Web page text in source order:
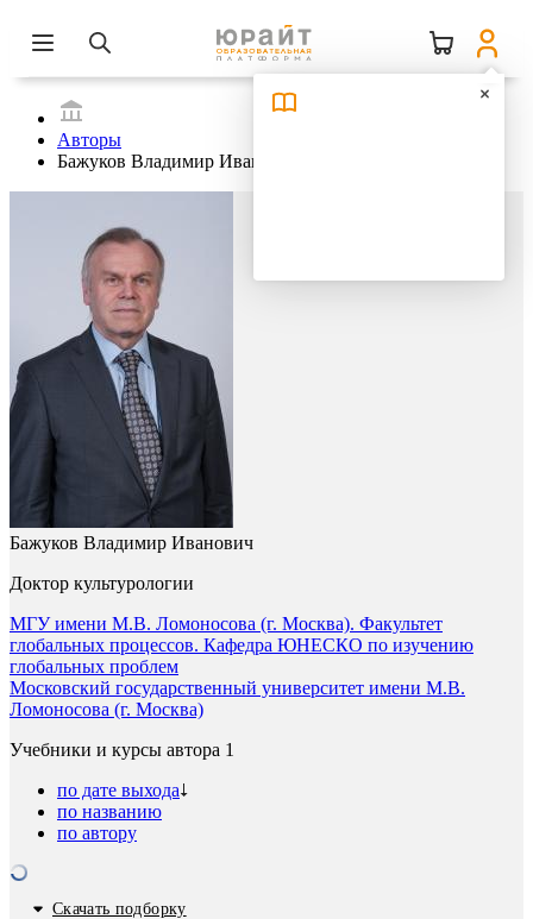
Авторы
Бажуков Владимир Иванович
Бажуков Владимир Иванович
Доктор культурологии
МГУ имени М.В. Ломоносова (г. Москва). Факультет
глобальных процессов. Кафедра ЮНЕСКО по изучению
глобальных проблем
Московский государственный университет имени М.В.
Ломоносова (г. Москва)
Учебники и курсы автора 1
по дате выхода
по названию
по автору
Скачать подборку